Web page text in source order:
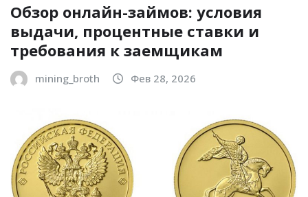
Обзор онлайн-займов: условия
выдачи, процентные ставки и
требования к заемщикам
mining_broth Фев 28, 2026